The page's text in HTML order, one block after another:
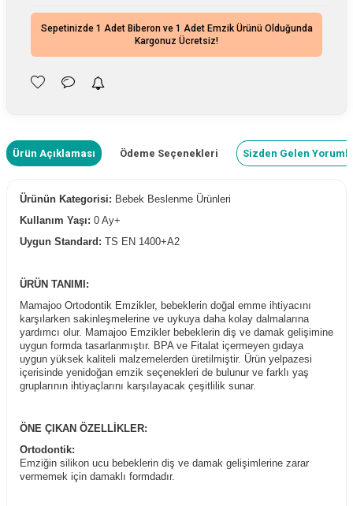
Sepetinizde 1 Adet Biberon ve 1 Adet Emzik Ürünü Olduğunda
Kargonuz Ücretsiz!
Ürün Açıklaması Ödeme Seçenekleri Sizden Gelen
Ürünün Kategorisi: Bebek Beslenme Ürünleri
Kullanım Yaşı: 0 Ay+
Uygun Standard: TS EN 1400+A2
ÜRÜN TANIMI:
Mamajoo Ortodontik Emzikler, bebeklerin doğal emme ihtiyacını
karşılarken sakinleşmelerine ve uykuya daha kolay dalmalarına
yardımcı olur. Mamajoo Emzikler bebeklerin diş ve damak gelişimine
uygun formda tasarlanmıştır. BPA ve Fitalat içermeyen gıdaya
uygun yüksek kaliteli malzemelerden üretilmiştir. Ürün yelpazesi
içerisinde yenidoğan emzik seçenekleri de bulunur ve farklı yaş
gruplarının ihtiyaçlarını karşılayacak çeşitlilik sunar.
ÖNE ÇIKAN ÖZELLİKLER:
Ortodontik:
Emziğin silikon ucu bebeklerin diş ve damak gelişimlerine zarar
vermemek için damaklı formdadır.